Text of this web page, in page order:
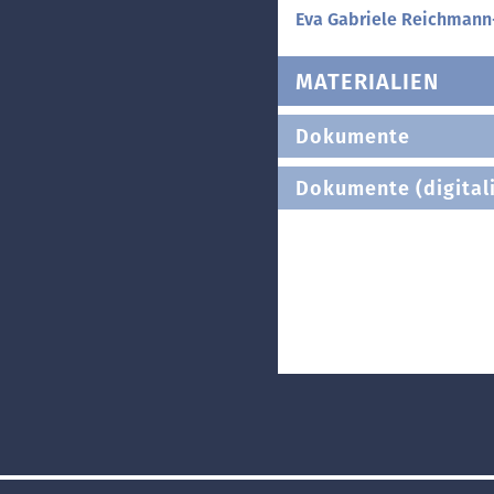
Eva Gabriele
MATERIALIEN
Dokumente
Dokumente